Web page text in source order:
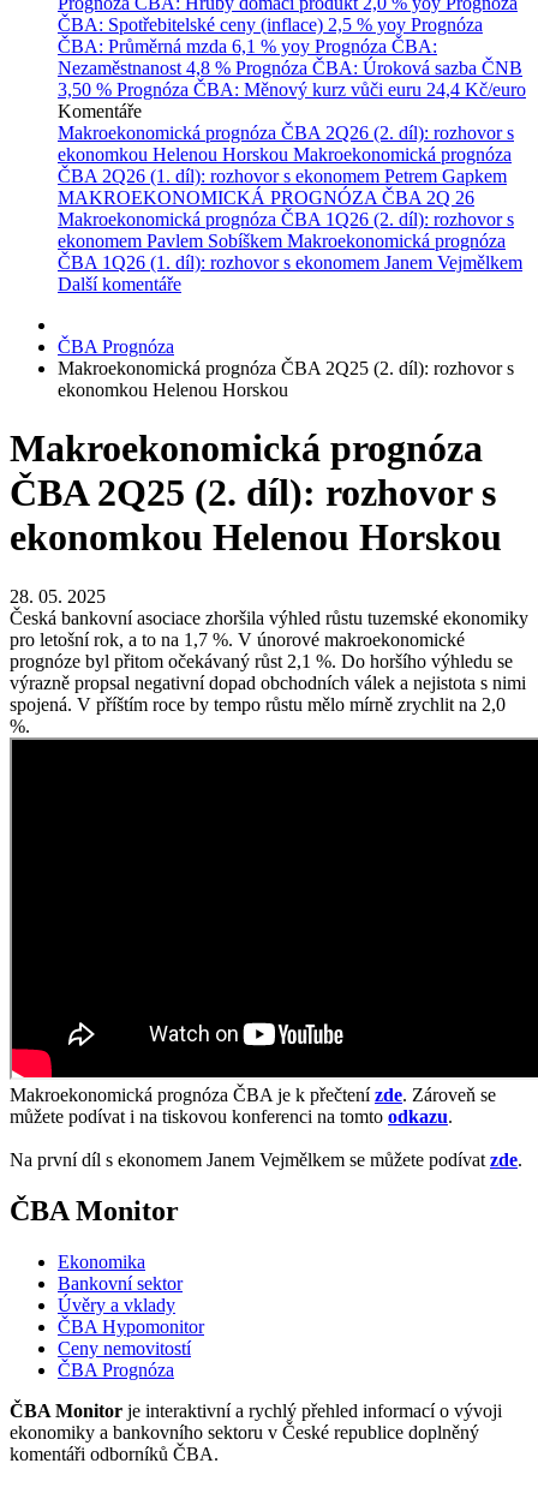
ČBA: Spotřebitelské ceny (inflace) 2,5 % yoy Prognóza
ČBA: Průměrná mzda 6,1 % yoy Prognóza ČBA:
Nezaměstnanost 4,8 % Prognóza ČBA: Úroková sazba ČNB
3,50 % Prognóza ČBA: Měnový kurz vůči euru 24,4 Kč/euro
Komentáře
Makroekonomická prognóza ČBA 2Q26 (2. díl): rozhovor s
ekonomkou Helenou Horskou Makroekonomická prognóza
ČBA 2Q26 (1. díl): rozhovor s ekonomem Petrem Gapkem
MAKROEKONOMICKÁ PROGNÓZA ČBA 2Q 26
Makroekonomická prognóza ČBA 1Q26 (2. díl): rozhovor s
ekonomem Pavlem Sobíškem Makroekonomická prognóza
ČBA 1Q26 (1. díl): rozhovor s ekonomem Janem Vejmělkem
Další komentáře
ČBA Prognóza
Makroekonomická prognóza ČBA 2Q25 (2. díl): rozhovor s
ekonomkou Helenou Horskou
Makroekonomická prognóza
ČBA 2Q25 (2. díl): rozhovor s
ekonomkou Helenou Horskou
28. 05. 2025
Česká bankovní asociace zhoršila výhled růstu tuzemské ekonomiky
pro letošní rok, a to na 1,7 %. V únorové makroekonomické
prognóze byl přitom očekávaný růst 2,1 %. Do horšího výhledu se
výrazně propsal negativní dopad obchodních válek a nejistota s nimi
spojená. V příštím roce by tempo růstu mělo mírně zrychlit na 2,0
%.
Makroekonomická prognóza ČBA je k přečtenízde. Zároveň se
můžete podívat i na tiskovou konferenci na tomto odkazu.
Na první díl s ekonomem Janem Vejmělkem se můžete podívat zde.
ČBA Monitor
Ekonomika
Bankovní sektor
Úvěry a vklady
ČBA Hypomonitor
Ceny nemovitostí
ČBA Prognóza
ČBA Monitor je interaktivní a rychlý přehled informací o vývoji
ekonomiky a bankovního sektoru v České republice doplněný
komentáři odborníků ČBA.